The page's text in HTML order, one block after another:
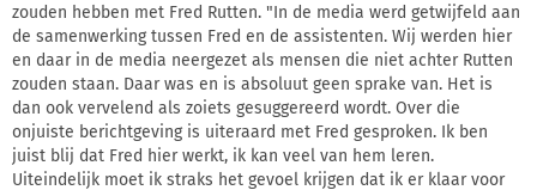
zouden hebben met Fred Rutten. "In de media werd getwijfeld aan
de samenwerking tussen Fred en de assistenten. Wij werden hier
en daar in de media neergezet als mensen die niet achter Rutten
zouden staan. Daar was en is absoluut geen sprake van. Het is
dan ook vervelend als zoiets gesuggereerd wordt. Over die
onjuiste berichtgeving is uiteraard met Fred gesproken. Ik ben
juist blij dat Fred hier werkt, ik kan veel van hem leren.
Uiteindelijk moet ik straks het gevoel krijgen dat ik er klaar voor